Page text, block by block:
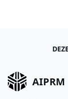
AIPRM